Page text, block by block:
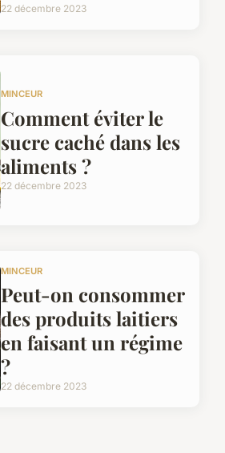
22 décembre 2023
MINCEUR
Comment éviter le
sucre caché dans les
aliments ?
22 décembre 2023
MINCEUR
Peut-on consommer
des produits laitiers
en faisant un régime
?
22 décembre 2023